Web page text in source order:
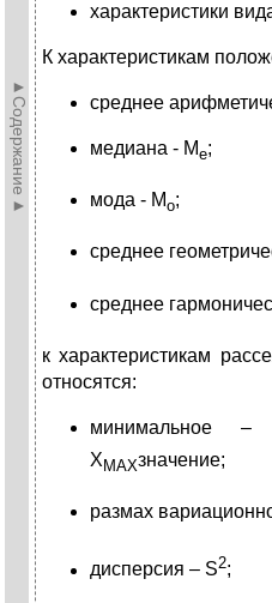
►Содержание►
характеристики
К характеристикам
среднее
медиана - Me;
мода - Mo;
среднее
среднее
к характеристикам
относятся:
минимальное –
X MAXзначение;
размах
дисперсия – S2;